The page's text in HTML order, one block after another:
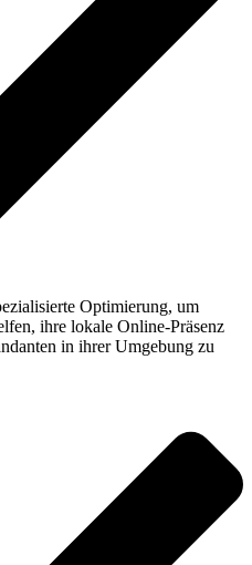
Optimierung, um
ihre lokale Online-Präsenz
in ihrer Umgebung zu